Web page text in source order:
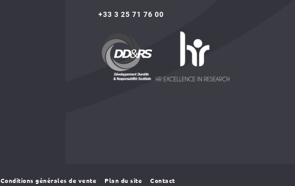
+33 3 25 71 76 00
Conditions générales de vente Plan du site Contact